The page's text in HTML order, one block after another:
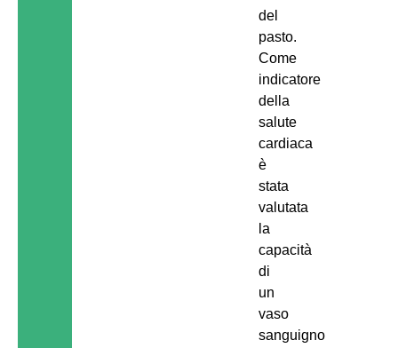
del
pasto.
Come
indicatore
della
salute
cardiaca
è
stata
valutata
la
capacità
di
un
vaso
sanguigno